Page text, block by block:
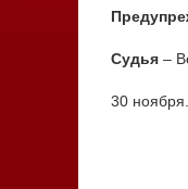
Судья–
30